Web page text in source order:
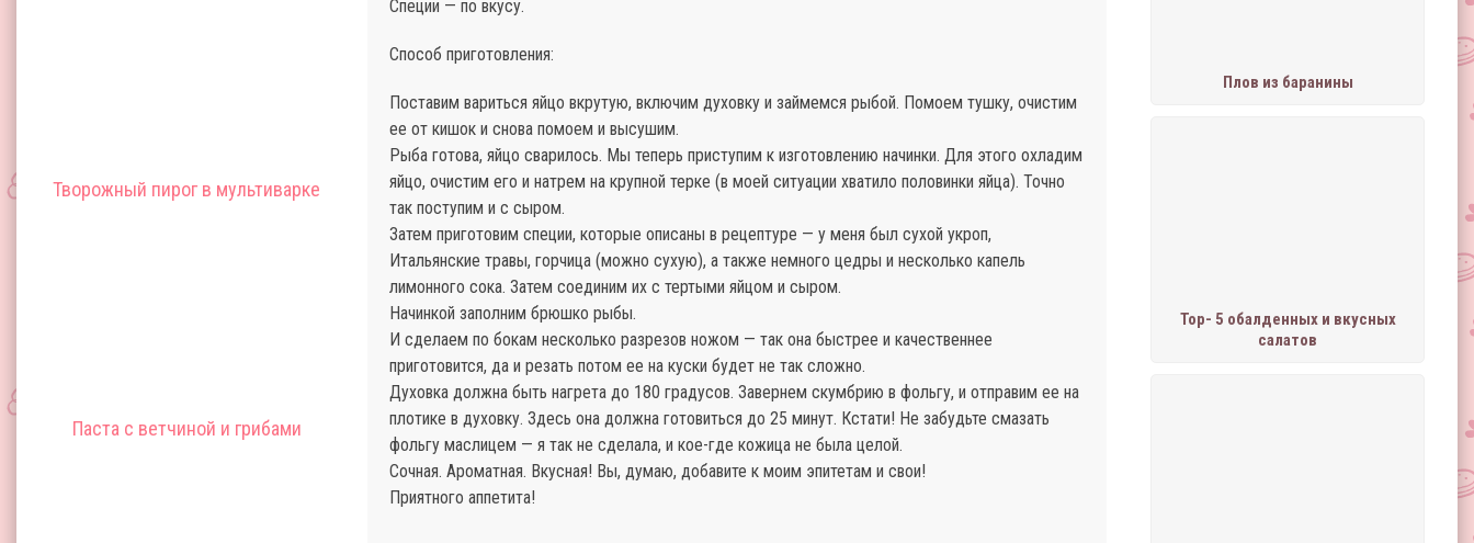
Творожный пирог в мультиварке
Паста с ветчиной и грибами
Плов из баранины
Тор- 5 обалденных и вкусных
салатов
Специи — по вкусу.
Способ приготовления:
Поставим вариться яйцо вкрутую, включим духовку и займемся рыбой. Помоем тушку, очистим
ее от кишок и снова помоем и высушим.
Рыба готова, яйцо сварилось. Мы теперь приступим к изготовлению начинки. Для этого охладим
яйцо, очистим его и натрем на крупной терке (в моей ситуации хватило половинки яйца). Точно
так поступим и с сыром.
Затем приготовим специи, которые описаны в рецептуре — у меня был сухой укроп,
Итальянские травы, горчица (можно сухую), а также немного цедры и несколько капель
лимонного сока. Затем соединим их с тертыми яйцом и сыром.
Начинкой заполним брюшко рыбы.
И сделаем по бокам несколько разрезов ножом — так она быстрее и качественнее
приготовится, да и резать потом ее на куски будет не так сложно.
Духовка должна быть нагрета до 180 градусов. Завернем скумбрию в фольгу, и отправим ее на
плотике в духовку. Здесь она должна готовиться до 25 минут. Кстати! Не забудьте смазать
фольгу маслицем — я так не сделала, и кое-где кожица не была целой.
Сочная. Ароматная. Вкусная! Вы, думаю, добавите к моим эпитетам и свои!
Приятного аппетита!